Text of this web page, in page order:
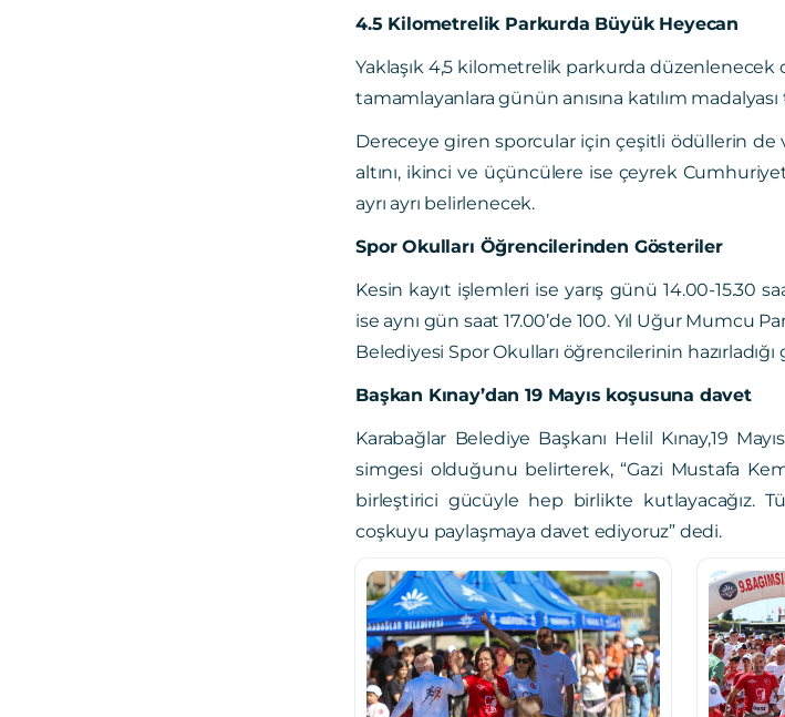
4.5 Kilometrelik Parkurda Büyük Heyecan
Yaklaşık 4,5 kilometrelik parkurda düzenlenecek
tamamlayanlara günün anısına katılım
Dereceye giren sporcular için çeşitli ödüllerin de
altını, ikinci ve üçüncülere ise çeyrek
ayrı ayrı belirlenecek.
Spor Okulları Öğrencilerinden Gösteriler
Kesin kayıt işlemleri ise yarış günü 14.00-15.30
ise aynı gün saat 17.00’de 100. Yıl Uğur Mumcu
Belediyesi Spor Okulları öğrencilerinin
Başkan Kınay’dan 19 Mayıs koşusuna davet
Karabağlar Belediye Başkanı Helil Kınay,19
simgesi olduğunu belirterek, “Gazi Mustafa
birleştirici gücüyle hep birlikte kutlayacağız.
coşkuyu paylaşmaya davet ediyoruz” dedi.